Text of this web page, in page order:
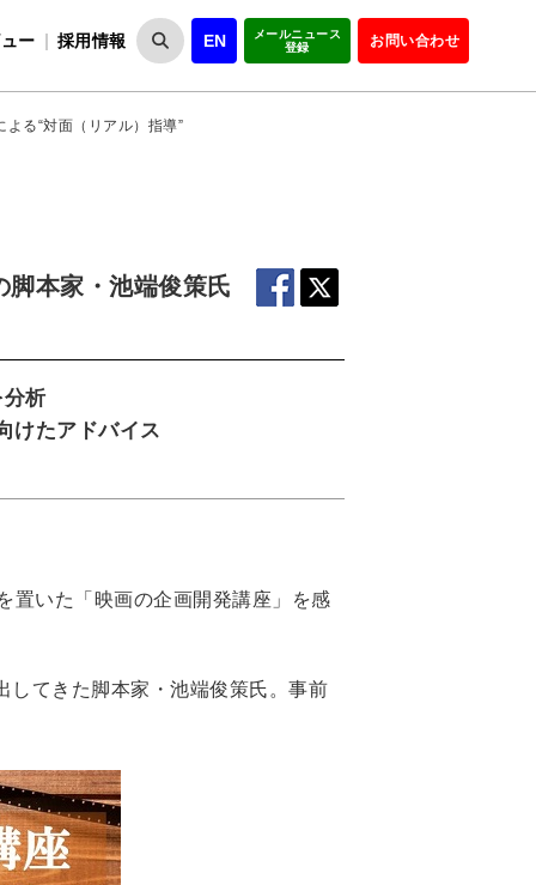
ー 採用情報 EN
メールニュース
登録
お問い合わせ
る“対面（リアル）指導”
本家・池端俊策氏
析
けたアドバイス
いた「映画の企画開発講座」を感
てきた脚本家・池端俊策氏。事前